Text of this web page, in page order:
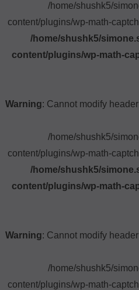
/home/shushk5/
content/plugins/wp-math-
/home/shushk5/
content/plugins/wp-math-
Warning: Cannot modify
/home/shushk5/
content/plugins/wp-math-
/home/shushk5/
content/plugins/wp-math-
Warning: Cannot modify
/home/shushk5/
content/plugins/wp-math-